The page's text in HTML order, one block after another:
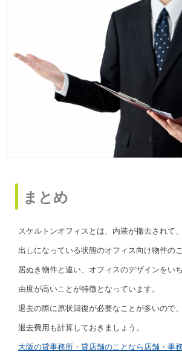
まとめ
スケルトンオフィスとは、内装が撤去されて
出しになっている状態のオフィス向け物件のこ
居ぬき物件と違い、オフィスのデザインをい
由度が高いことが特徴となっています。
退去の際に原状回復が必要なことが多いので
退去費用も計算しておきましょう。
大阪の貸事務所・貸店舗のことなら店舗・事